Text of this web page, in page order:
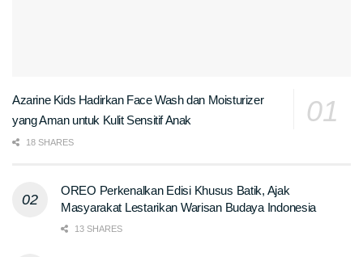
Azarine Kids Hadirkan Face Wash dan Moisturizer
yang Aman untuk Kulit Sensitif Anak
18 SHARES
OREO Perkenalkan Edisi Khusus Batik, Ajak
Masyarakat Lestarikan Warisan Budaya Indonesia
13 SHARES